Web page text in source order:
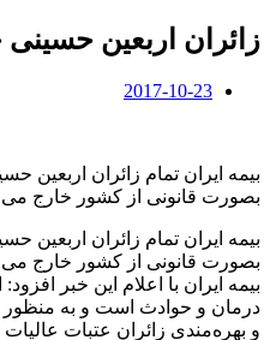
زائران اربعین
2017-10-23
بیمه ایران تمام زائران اربعین
بصورت قانونی از کشور خارج می
بیمه ایران تمام زائران اربعین
بصورت قانونی از کشور خارج می
بیمه ایران با اعلام این خبر
درمان و حوادث است و به منظور
و بهره‌مندی زائران عتبات